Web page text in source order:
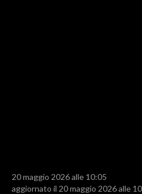
RISULTATI E CLASSIFICHE
20 maggio 2026 alle 10:05
aggiornato il 20 maggio 2026 alle